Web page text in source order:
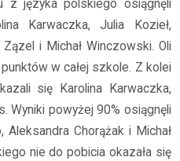
z języka polskiego osiągnęli
Karwaczka, Julia Kozieł,
i Michał Winczowski. Oli
w całej szkole. Z kolei
się Karolina Karwaczka,
Wyniki powyżej 90% osiągnęli
Aleksandra Chorążak i Michał
nie do pobicia okazała się